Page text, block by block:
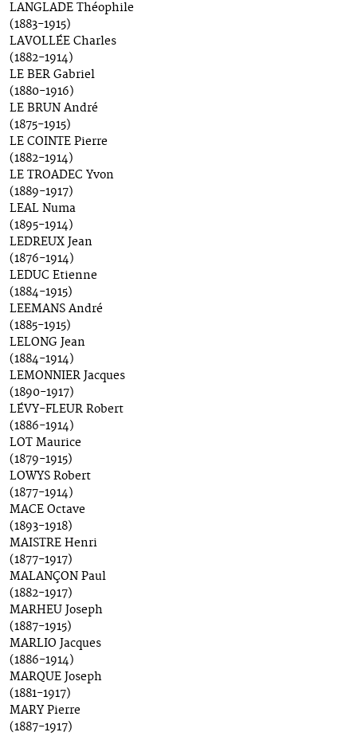
LANGLADE Théophile
(1883-1915)
LAVOLLÉE Charles
(1882-1914)
LE BER Gabriel
(1880-1916)
LE BRUN André
(1875-1915)
LE COINTE Pierre
(1882-1914)
LE TROADEC Yvon
(1889-1917)
LEAL Numa
(1895-1914)
LEDREUX Jean
(1876-1914)
LEDUC Etienne
(1884-1915)
LEEMANS André
(1885-1915)
LELONG Jean
(1884-1914)
LEMONNIER Jacques
(1890-1917)
LÉVY-FLEUR Robert
(1886-1914)
LOT Maurice
(1879-1915)
LOWYS Robert
(1877-1914)
MACE Octave
(1893-1918)
MAISTRE Henri
(1877-1917)
MALANÇON Paul
(1882-1917)
MARHEU Joseph
(1887-1915)
MARLIO Jacques
(1886-1914)
MARQUE Joseph
(1881-1917)
MARY Pierre
(1887-1917)